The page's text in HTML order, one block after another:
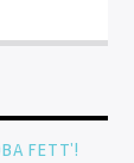
FETT’!